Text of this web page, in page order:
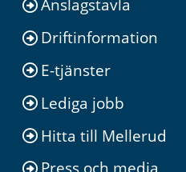
Anslagstavla
Driftinformation
E-tjänster
Lediga jobb
Hitta till Mellerud